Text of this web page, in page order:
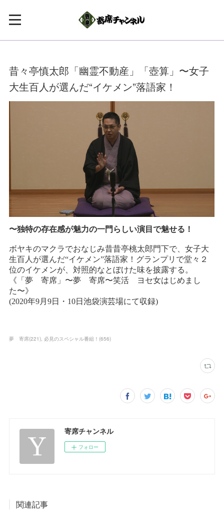
昔々亭慎太郎「幽霊不動産」「壺算」〜女子
大生百人が選んだ“イケメン”落語家！
夢 寄席(221) 必見のスペシャル番組！ (656)
寄席チャンネル
フォロー
関連記事